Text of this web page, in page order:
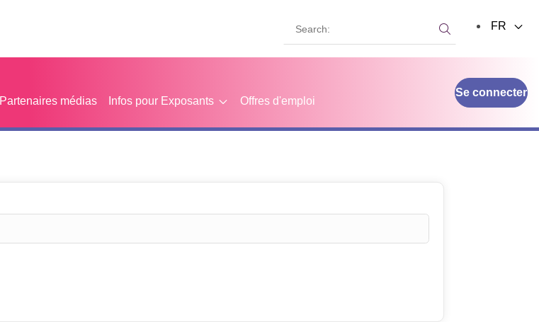
Partenaires médias Infos pour Exposants Offres d'emploi
Se connecter
Search:
FR